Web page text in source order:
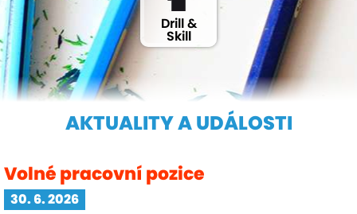
Drill &
Skill
AKTUALITY A UDÁLOSTI
Volné pracovní pozice
30. 6. 2026